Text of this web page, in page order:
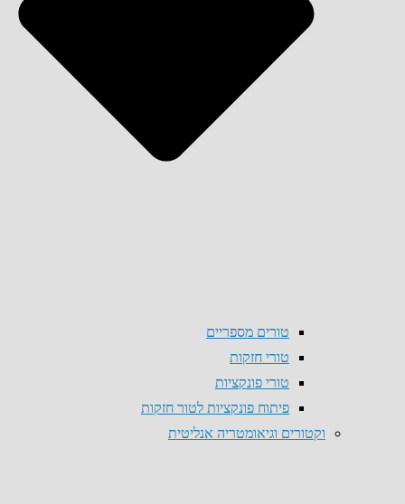
טורים מספריים
טורי חזקות
טורי פונקציות
פיתוח פונקציות לטור חזקות
וקטורים וגיאומטריה אנליטית